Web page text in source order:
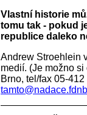
Vlastní historie
tomu tak - pokud
republice daleko
Andrew Stroehlein
medií. (Je možno
Brno, tel/fax 05-